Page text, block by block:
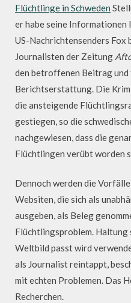
Flüchtlinge in Schweden
er habe seine Informationen
US-Nachrichtensenders Fox
Journalisten der Zeitung
den betroffenen Beitrag und
Berichtserstattung. Die
die ansteigende
gestiegen, so die
nachgewiesen, dass die
Flüchtlingen verübt worden
Dennoch werden die
Websiten, die sich als
ausgeben, als Beleg
Flüchtlingsproblem. Haltung
Weltbild passt wird
als Journalist reintappt,
mit echten Problemen. Das
Recherchen.